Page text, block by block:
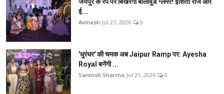
ई...
Avinash Jul 27, 2026 0
'धुरंधर' की चमक अब Jaipur Ramp पर: Ayesha
Royal बनेंगी ...
Santosh Sharma Jul 21, 2026 0